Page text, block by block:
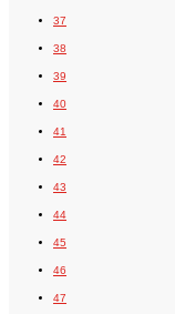
37
38
39
40
41
42
43
44
45
46
47